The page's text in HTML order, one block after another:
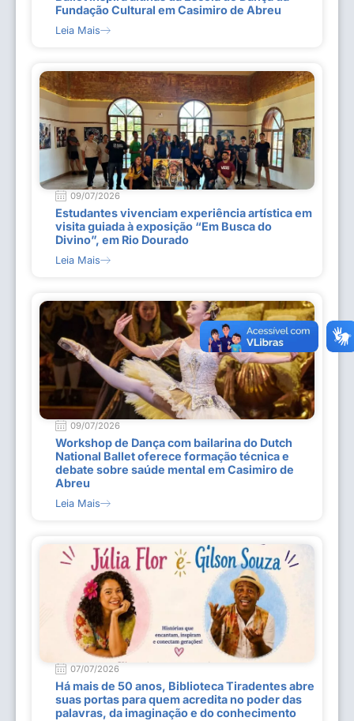
Fundação Cultural em Casimiro de Abreu
Leia Mais
09/07/2026
Estudantes vivenciam experiência artística em
visita guiada à exposição “Em Busca do
Divino”, em Rio Dourado
Leia Mais
09/07/2026
Workshop de Dança com bailarina do Dutch
National Ballet oferece formação técnica e
debate sobre saúde mental em Casimiro de
Abreu
Leia Mais
07/07/2026
Há mais de 50 anos, Biblioteca Tiradentes abre
suas portas para quem acredita no poder das
palavras, da imaginação e do conhecimento